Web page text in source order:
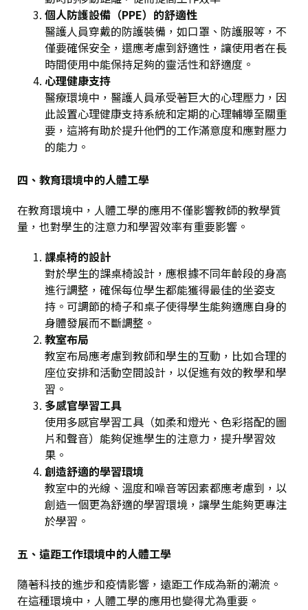
個人防護設備（PPE）的舒適性
醫護人員穿戴的防護裝備，如口罩、防護服等，不
僅要確保安全，還應考慮到舒適性，讓使用者在長
時間使用中能保持足夠的靈活性和舒適度。
心理健康支持
醫療環境中，醫護人員承受著巨大的心理壓力，因
此設置心理健康支持系統和定期的心理輔導至關重
要，這將有助於提升他們的工作滿意度和應對壓力
的能力。
四、教育環境中的人體工學
在教育環境中，人體工學的應用不僅影響教師的教學質
量，也對學生的注意力和學習效率有重要影響。
課桌椅的設計
對於學生的課桌椅設計，應根據不同年齡段的身高
進行調整，確保每位學生都能獲得最佳的坐姿支
持。可調節的椅子和桌子使得學生能夠適應自身的
身體發展而不斷調整。
教室布局
教室布局應考慮到教師和學生的互動，比如合理的
座位安排和活動空間設計，以促進有效的教學和學
習。
多感官學習工具
使用多感官學習工具（如柔和燈光、色彩搭配的圖
片和聲音）能夠促進學生的注意力，提升學習效
果。
創造舒適的學習環境
教室中的光線、溫度和噪音等因素都應考慮到，以
創造一個更為舒適的學習環境，讓學生能夠更專注
於學習。
五、遠距工作環境中的人體工學
隨著科技的進步和疫情影響，遠距工作成為新的潮流。
在這種環境中，人體工學的應用也變得尤為重要。